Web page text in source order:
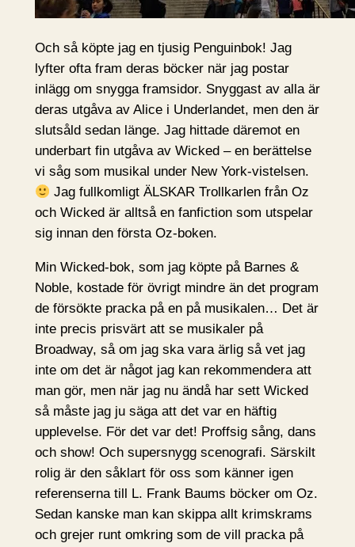
Och så köpte jag en tjusig Penguinbok! Jag
lyfter ofta fram deras böcker när jag postar
inlägg om snygga framsidor. Snyggast av alla är
deras utgåva av Alice i Underlandet, men den är
slutsåld sedan länge. Jag hittade däremot en
underbart fin utgåva av Wicked – en berättelse
vi såg som musikal under New York-vistelsen.
Jag fullkomligt ÄLSKAR Trollkarlen från Oz
och Wicked är alltså en fanfiction som utspelar
sig innan den första Oz-boken.
Min Wicked-bok, som jag köpte på Barnes &
Noble, kostade för övrigt mindre än det program
de försökte pracka på en på musikalen… Det är
inte precis prisvärt att se musikaler på
Broadway, så om jag ska vara ärlig så vet jag
inte om det är något jag kan rekommendera att
man gör, men när jag nu ändå har sett Wicked
så måste jag ju säga att det var en häftig
upplevelse. För det var det! Proffsig sång, dans
och show! Och supersnygg scenografi. Särskilt
rolig är den såklart för oss som känner igen
referenserna till L. Frank Baums böcker om Oz.
Sedan kanske man kan skippa allt krimskrams
och grejer runt omkring som de vill pracka på